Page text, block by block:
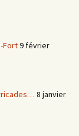
Fort9 février
8 janvier